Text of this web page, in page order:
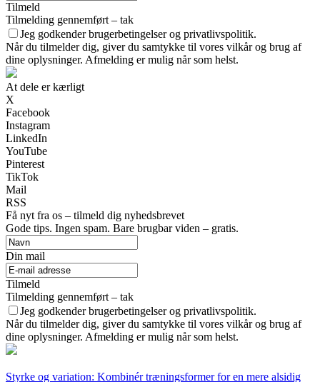
Tilmeld
Tilmelding gennemført – tak
Jeg godkender brugerbetingelser og privatlivspolitik.
Når du tilmelder dig, giver du samtykke til vores vilkår og brug af
dine oplysninger. Afmelding er mulig når som helst.
At dele er kærligt
X
Facebook
Instagram
LinkedIn
YouTube
Pinterest
TikTok
Mail
RSS
Få nyt fra os – tilmeld dig nyhedsbrevet
Gode tips. Ingen spam. Bare brugbar viden – gratis.
Din mail
Tilmeld
Tilmelding gennemført – tak
Jeg godkender brugerbetingelser og privatlivspolitik.
Når du tilmelder dig, giver du samtykke til vores vilkår og brug af
dine oplysninger. Afmelding er mulig når som helst.
Styrke og variation: Kombinér træningsformer for en mere alsidig